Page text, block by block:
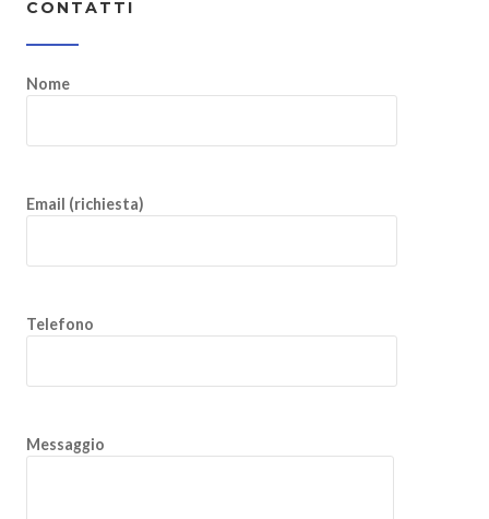
CONTATTI
Nome
Email (richiesta)
Telefono
Messaggio